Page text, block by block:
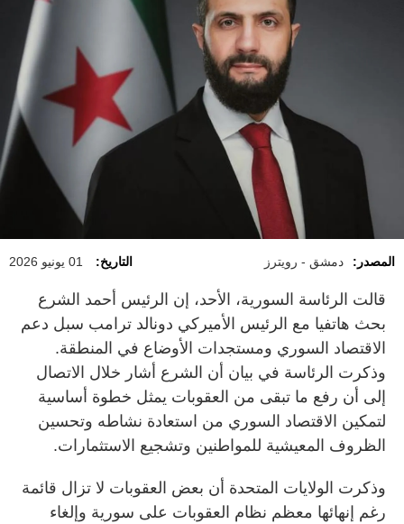
المصدر: دمشق - رويترز التاريخ: 01 يونيو 2026
قالت الرئاسة ​السورية، الأحد، إن الرئيس أحمد ‌الشرع ​
بحث هاتفيا مع الرئيس الأميركي دونالد ترامب سبل دعم
الاقتصاد السوري ومستجدات الأوضاع في المنطقة.
وذكرت الرئاسة في بيان أن الشرع أشار خلال الاتصال
إلى ⁠أن رفع ما تبقى من العقوبات يمثل خطوة أساسية
لتمكين الاقتصاد السوري من استعادة نشاطه وتحسين
الظروف المعيشية للمواطنين ‌وتشجيع الاستثمارات.
وذكرت الولايات المتحدة أن بعض العقوبات لا تزال قائمة
رغم إنهائها معظم نظام ‌العقوبات على سورية وإلغاء